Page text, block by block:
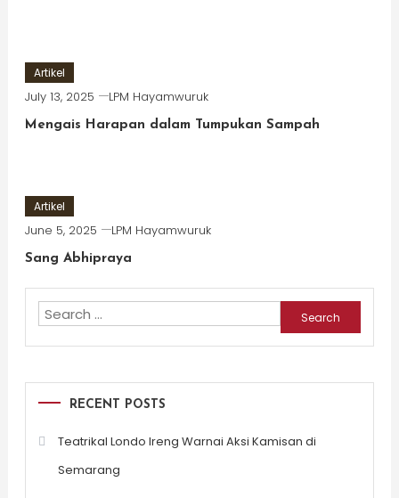
Artikel
July 13, 2025 LPM Hayamwuruk
Mengais Harapan dalam Tumpukan Sampah
Artikel
June 5, 2025 LPM Hayamwuruk
Sang Abhipraya
Search
for:
RECENT POSTS
Teatrikal Londo Ireng Warnai Aksi Kamisan di
Semarang